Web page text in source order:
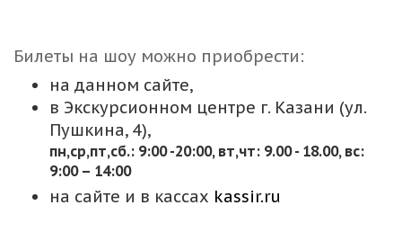
Билеты на шоу можно приобрести:
на данном сайте,
в Экскурсионном центре г. Казани (ул.
Пушкина, 4),
пн,cр,пт,сб.: 9:00 -20:00, вт,чт: 9.00 - 18.00, вс:
9:00 – 14:00
на сайте и в кассах kassir.ru